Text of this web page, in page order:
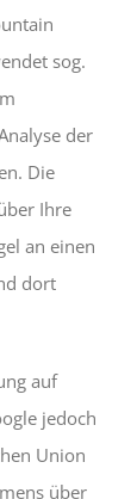
sog.
der
Die
Ihre
an einen
dort
auf
jedoch
Union
über